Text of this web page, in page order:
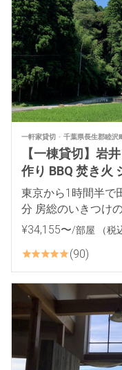
一軒家貸切 千葉県長生郡睦沢
【一棟貸切】岩
作り BBQ 焚き火
里山体験
東京から1時間半で
分 房総のいきつけ
¥34,155〜/部屋 （税
90